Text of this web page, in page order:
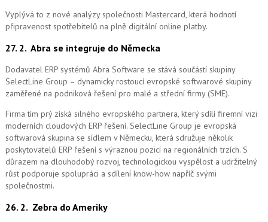
Vyplývá to z nové analýzy společnosti Mastercard, která hodnotí
připravenost spotřebitelů na plně digitální online platby.
27. 2. Abra se integruje do Německa
Dodavatel ERP systémů Abra Software se stává součástí skupiny
SelectLine Group – dynamicky rostoucí evropské softwarové skupiny
zaměřené na podniková řešení pro malé a střední firmy (SME).
Firma tím prý získá silného evropského partnera, který sdílí firemní vizi
moderních cloudových ERP řešení. SelectLine Group je evropská
softwarová skupina se sídlem v Německu, která sdružuje několik
poskytovatelů ERP řešení s výraznou pozicí na regionálních trzích. S
důrazem na dlouhodobý rozvoj, technologickou vyspělost a udržitelný
růst podporuje spolupráci a sdílení know-how napříč svými
společnostmi.
26. 2. Zebra do Ameriky